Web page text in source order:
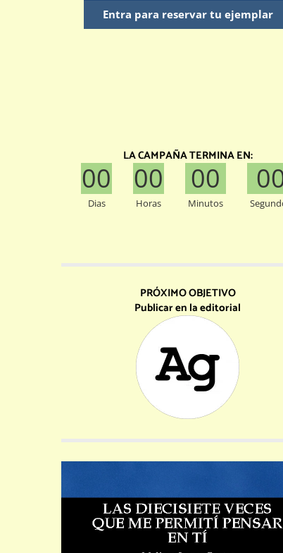
Entra para reservar tu ejemplar
LA CAMPAÑA TERMINA EN:
00
Dias
00
Horas
00
Minutos
PRÓXIMO OBJETIVO
Publicar en la editorial